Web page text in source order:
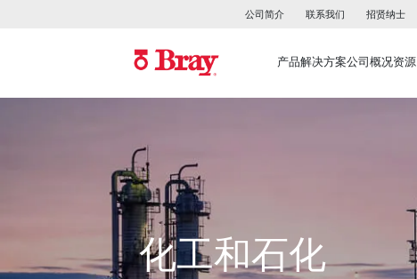
公司简介 联系我们 招贤纳士
产品解决方案公司概况资源
化工和石化